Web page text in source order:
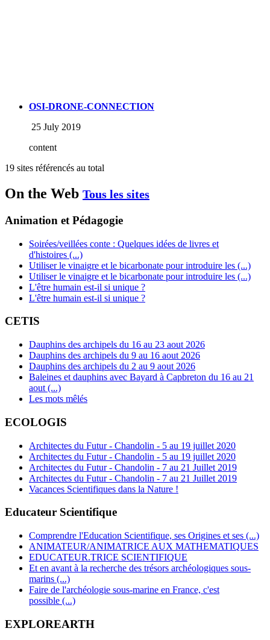
OSI-DRONE-CONNECTION
25 July 2019
content
19 sites référencés au total
On the Web Tous les sites
Animation et Pédagogie
Soirées/veillées conte : Quelques idées de livres et
d'histoires (...)
Utiliser le vinaigre et le bicarbonate pour introduire les (...)
Utiliser le vinaigre et le bicarbonate pour introduire les (...)
L'être humain est-il si unique ?
L'être humain est-il si unique ?
CETIS
Dauphins des archipels du 16 au 23 aout 2026
Dauphins des archipels du 9 au 16 aout 2026
Dauphins des archipels du 2 au 9 aout 2026
Baleines et dauphins avec Bayard à Capbreton du 16 au 21
aout (...)
Les mots mêlés
ECOLOGIS
Architectes du Futur - Chandolin - 5 au 19 juillet 2020
Architectes du Futur - Chandolin - 5 au 19 juillet 2020
Architectes du Futur - Chandolin - 7 au 21 Juillet 2019
Architectes du Futur - Chandolin - 7 au 21 Juillet 2019
Vacances Scientifiques dans la Nature !
Educateur Scientifique
Comprendre l'Education Scientifique, ses Origines et ses (...)
ANIMATEUR/ANIMATRICE AUX MATHEMATIQUES
EDUCATEUR.TRICE SCIENTIFIQUE
Et en avant à la recherche des trésors archéologiques sous-
marins (...)
Faire de l'archéologie sous-marine en France, c'est
possible (...)
EXPLOREARTH